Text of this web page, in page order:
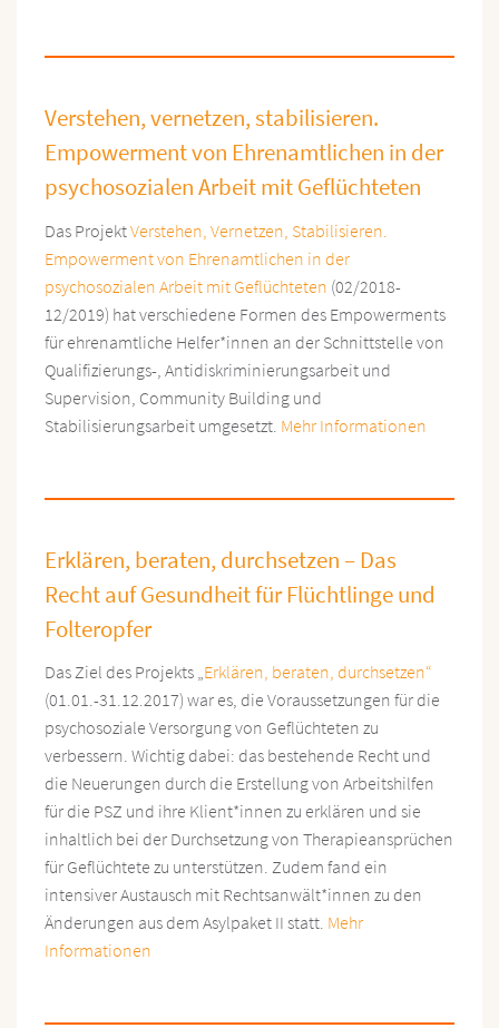
Verstehen, vernetzen, stabilisieren.
Empowerment von Ehrenamtlichen in der
psychosozialen Arbeit mit Geflüchteten
Das ProjektVerstehen, Vernetzen, Stabilisieren.
Empowerment von Ehrenamtlichen in der
psychosozialen Arbeit mit Geflüchteten (02/2018-
12/2019) hat verschiedene Formen des Empowerments
für ehrenamtliche Helfer*innen an der Schnittstelle von
Qualifizierungs-, Antidiskriminierungsarbeit und
Supervision, Community Building und
Stabilisierungsarbeit umgesetzt. Mehr Informationen
Erklären, beraten, durchsetzen – Das
Recht auf Gesundheit für Flüchtlinge und
Folteropfer
Das Ziel des Projekts „Erklären, beraten, durchsetzen“
(01.01.-31.12.2017) war es, die Voraussetzungen für die
psychosoziale Versorgung von Geflüchteten zu
verbessern. Wichtig dabei: das bestehende Recht und
die Neuerungen durch die Erstellung von Arbeitshilfen
für die PSZ und ihre Klient*innen zu erklären und sie
inhaltlich bei der Durchsetzung von Therapieansprüchen
für Geflüchtete zu unterstützen. Zudem fand ein
intensiver Austausch mit Rechtsanwält*innen zu den
Änderungen aus dem Asylpaket II statt. Mehr
Informationen